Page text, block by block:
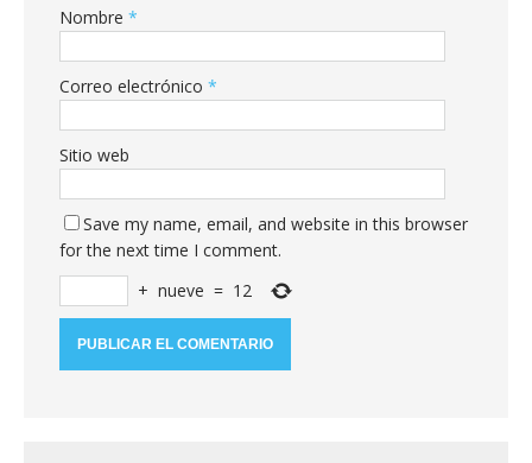
Nombre *
Correo electrónico *
Sitio web
Save my name, email, and website in this browser
for the next time I comment.
+ nueve = 12